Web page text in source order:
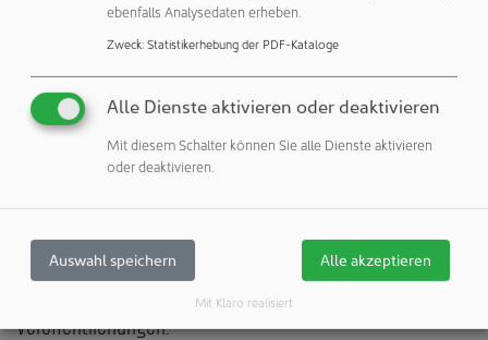
Das Bayer Co.Lab Berlin wird im November 2024 am
Hauptsitz der globalen Pharmasparte des Unternehmens
eröffnet. Es wird als Drehscheibe für bahnbrechende
Entdeckungen dienen, mit besonderem Schwerpunkt auf
Zell- und Gentherapien sowie modalen Plattformen.
BAYER AG
51373 Leverkusen
Deutschland
Veröffentlichungen:
ebenfalls Analysedaten erheben.
Zweck: Statistikerhebung der PDF-Kataloge
Alle Dienste aktivieren oder deaktivieren
Mit diesem Schalter können Sie alle Dienste aktivieren
oder deaktivieren.
Auswahl speichern Alle akzeptieren
Mit Klaro realisiert